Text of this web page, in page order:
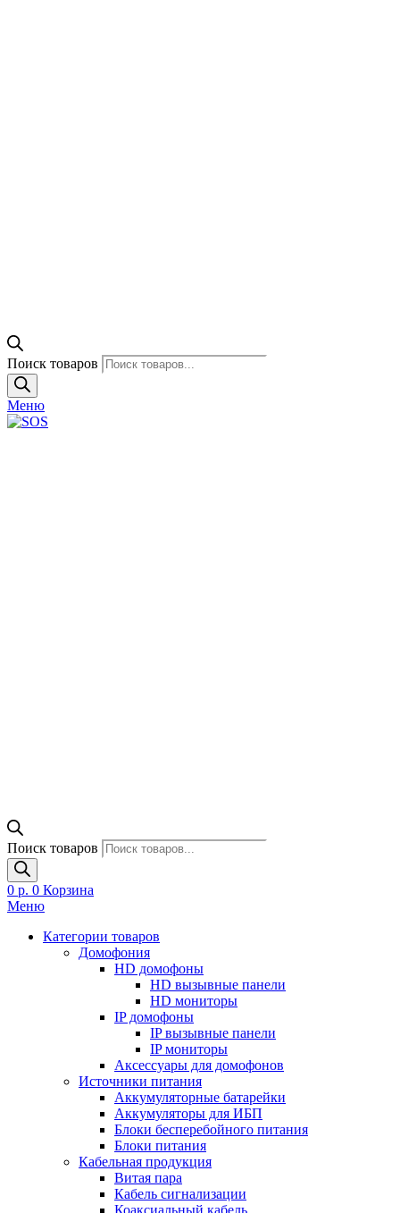
Поиск товаров
Меню
Поиск товаров
0 р. 0 Корзина
Меню
Категории товаров
Домофония
HD домофоны
HD вызывные панели
HD мониторы
IP домофоны
IP вызывные панели
IP мониторы
Аксессуары для домофонов
Источники питания
Аккумуляторные батарейки
Аккумуляторы для ИБП
Блоки бесперебойного питания
Блоки питания
Кабельная продукция
Витая пара
Кабель сигнализации
Коаксиальный кабель